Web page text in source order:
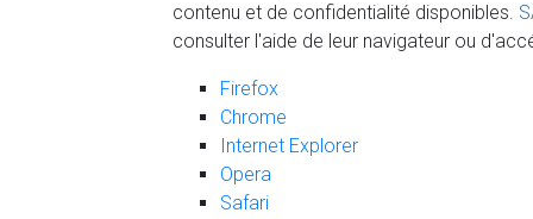
contenu et de confidentialité disponibles.
consulter l'aide de leur navigateur ou
Firefox
Chrome
Internet Explorer
Opera
Safari